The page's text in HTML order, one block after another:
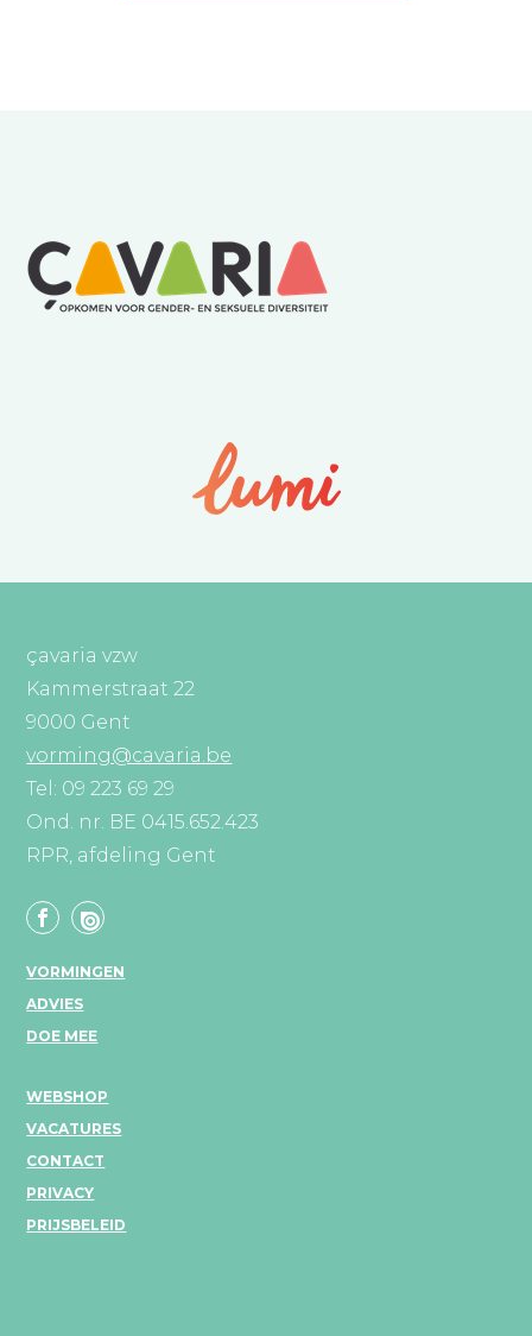
çavaria vzw
Kammerstraat 22
9000 Gent
vorming@cavaria.be
Tel: 09 223 69 29
Ond. nr. BE 0415.652.423
RPR, afdeling Gent
VORMINGEN
ADVIES
DOE MEE
WEBSHOP
VACATURES
CONTACT
PRIVACY
PRIJSBELEID